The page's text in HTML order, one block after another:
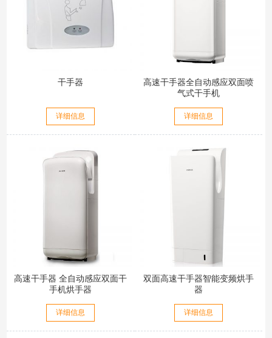
干手器
详细信息
高速干手器全自动感应双面喷
气式干手机
详细信息
高速干手器 全自动感应双面干
手机烘手器
详细信息
双面高速干手器智能变频烘手
器
详细信息